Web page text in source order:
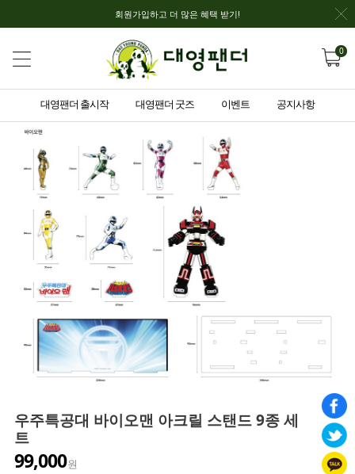
회원가입하고 더 많은 혜택 받기!
0
대영팬더 출시작 대영팬더 굿즈 이벤트 공지사항
우주특공대 바이오맨 아크릴 스탠드 9종 세
트
99,000원